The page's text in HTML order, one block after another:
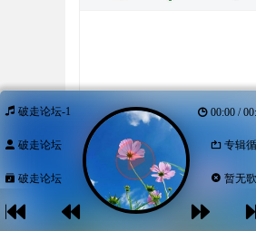
发表回复 回帖后跳转到
破走论坛-1 00:00 /
破走论坛 专辑
破走论坛 暂无